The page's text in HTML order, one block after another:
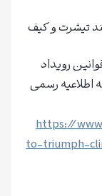
رویداد
اطلاعیه رسمی
https://
to-triumph-